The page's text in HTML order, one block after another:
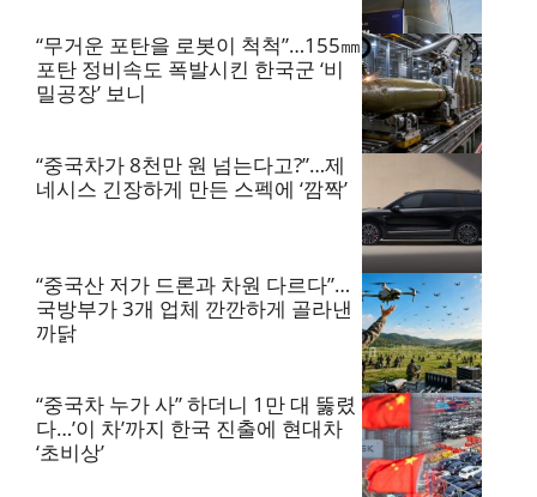
“무거운 포탄을 로봇이 척척”…155㎜
포탄 정비속도 폭발시킨 한국군 ‘비
밀공장’ 보니
“중국차가 8천만 원 넘는다고?”…제
네시스 긴장하게 만든 스펙에 ‘깜짝’
“중국산 저가 드론과 차원 다르다”…
국방부가 3개 업체 깐깐하게 골라낸
까닭
“중국차 누가 사” 하더니 1만 대 뚫렸
다…’이 차’까지 한국 진출에 현대차
‘초비상’